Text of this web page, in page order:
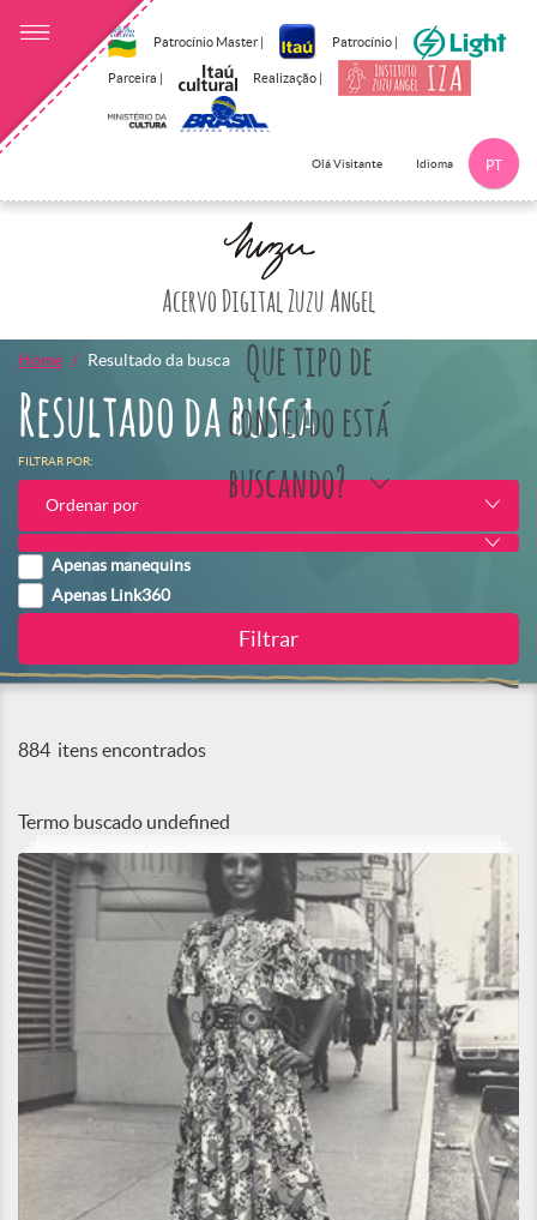
Patrocínio Master | Patrocínio |
Parceira | Realização |
Olá Visitante Idioma PT
Acervo Digital Zuzu Angel
Que tipo de
conteúdo está
buscando?
Home Resultado da busca
Resultado da busca
FILTRAR POR:
Ordenar por
Apenas manequins
Apenas Link360
884 itens encontrados
Termo buscado undefined